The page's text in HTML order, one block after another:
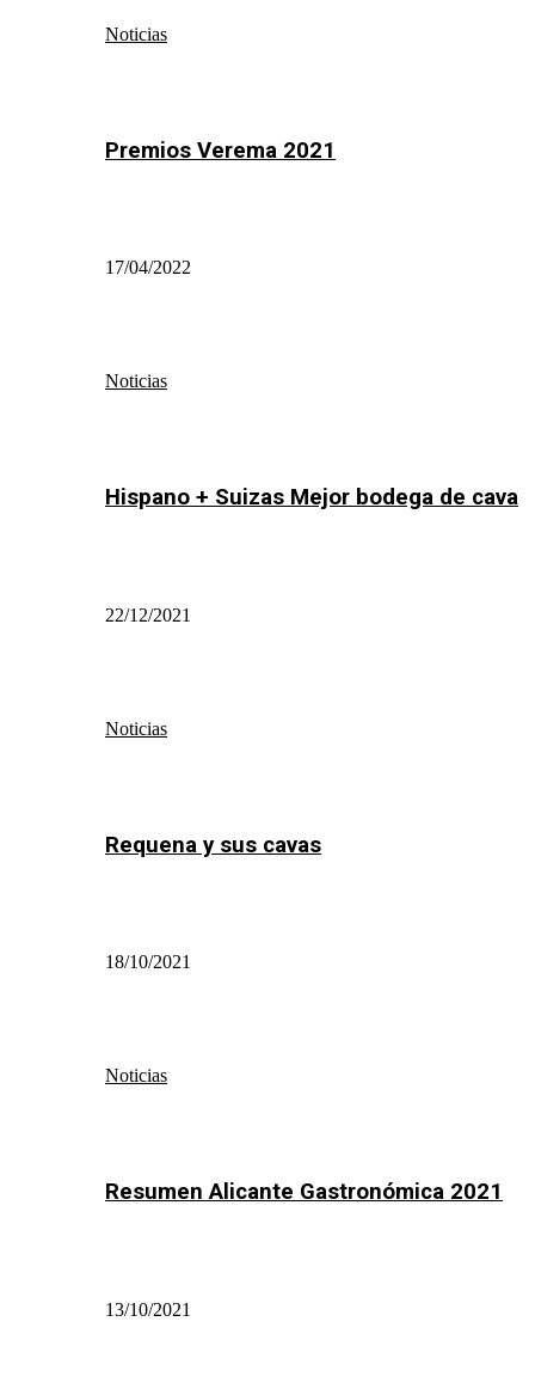
Noticias
Premios Verema 2021
17/04/2022
Noticias
Hispano + Suizas Mejor bodega de cava
22/12/2021
Noticias
Requena y sus cavas
18/10/2021
Noticias
Resumen Alicante Gastronómica 2021
13/10/2021